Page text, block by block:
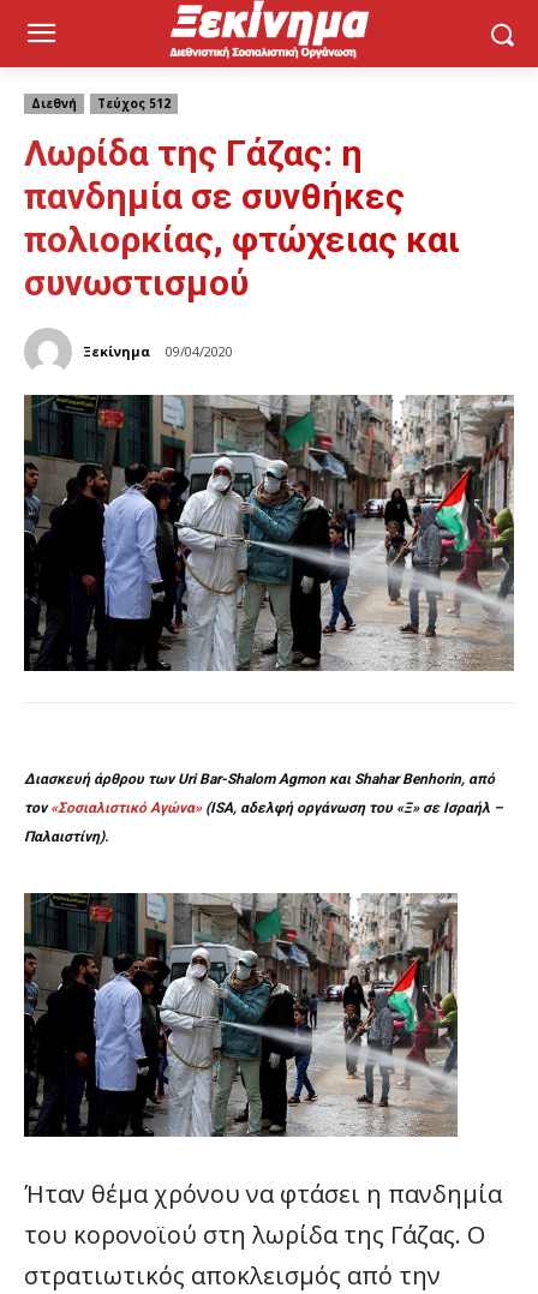
Διεθνή Τεύχος 512
Λωρίδα της Γάζας: η
πανδημία σε συνθήκες
πολιορκίας, φτώχειας και
συνωστισμού
Ξεκίνημα 09/04/2020
Διασκευή άρθρου των Uri Bar-Shalom Agmon και Shahar Benhorin, από
τον«Σοσιαλιστικό Αγώνα»(ISA, αδελφή οργάνωση του «Ξ» σε Ισραήλ –
Παλαιστίνη).
Ήταν θέμα χρόνου να φτάσει η πανδημία
του κορονοϊού στη λωρίδα της Γάζας. Ο
στρατιωτικός αποκλεισμός από την